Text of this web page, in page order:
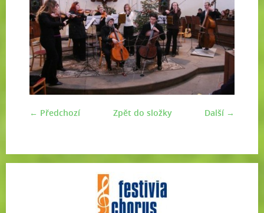
← Předchozí Další →
Zpět do složky